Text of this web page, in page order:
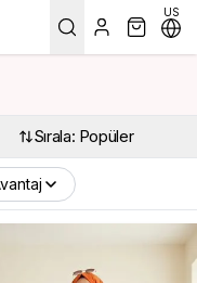
US
Sırala: Popüler